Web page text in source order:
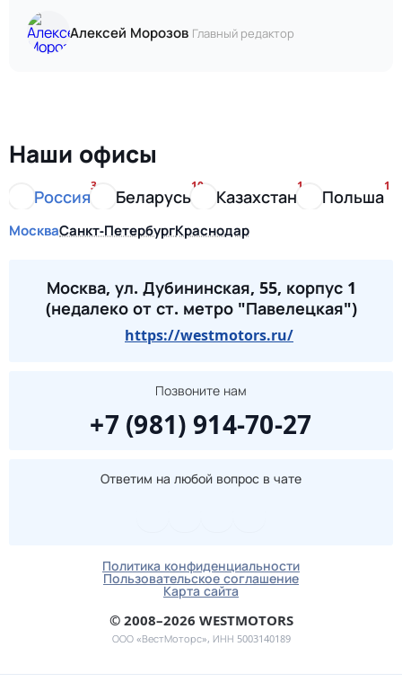
Алексей Морозов Главный редактор
Наши офисы
Россия
3
Беларусь
10
Казахстан
1
Польша
1
МоскваСанкт-ПетербургКраснодар
Москва, ул. Дубининская, 55, корпус 1
(недалеко от ст. метро "Павелецкая")
https://westmotors.ru/
Позвоните нам
+7 (981) 914-70-27
Ответим на любой вопрос в чате
Политика конфиденциальности
Пользовательское соглашение
Карта сайта
© 2008–2026 WESTMOTORS
ООО «ВестМоторс», ИНН 5003140189